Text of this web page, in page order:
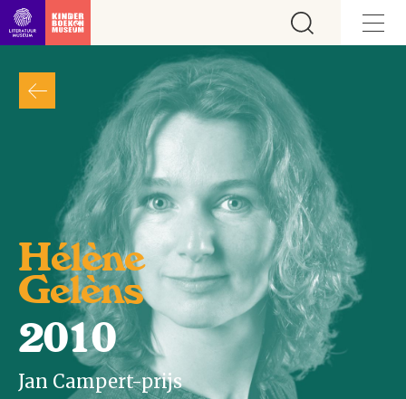
Ga direct naar inhoud
Hélène
Gelèns
2010
Jan Campert-prijs